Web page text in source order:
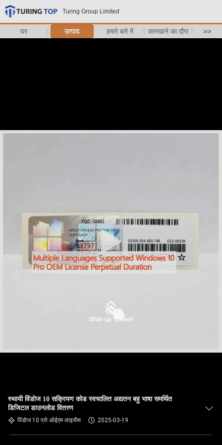
Turing Group Limited
घर उत्पाद हमारे बारे में कारखाने का दौरा >>
स्थायी विंडोज 10 सक्रियण कोड स्वचालित अद्यतन बहु भाषा समर्थित
डिजिटल डाउनलोड वितरण
विंडोज 10 प्रो ओईएम लाइसेंस 2025-03-19